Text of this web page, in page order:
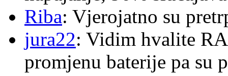
Riba: Vjerojatno su
jura22: Vidim hvalite
promjenu baterije pa su